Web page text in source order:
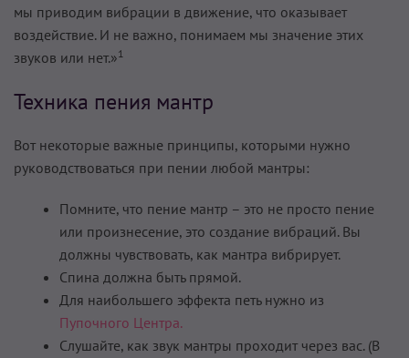
мы приводим вибрации в движение, что оказывает
воздействие. И не важно, понимаем мы значение этих
звуков или нет.»1
Техника пения мантр
Вот некоторые важные принципы, которыми нужно
руководство­ваться при пении любой мантры:
Помните, что пение мантр – это не просто пение
или произне­сение, это создание вибраций. Вы
должны чувствовать, как мантра вибрирует.
Спина должна быть прямой.
Для наибольшего эффекта петь нужно из
Пупочного Центра.
Слушайте, как звук мантры проходит через вас. (В